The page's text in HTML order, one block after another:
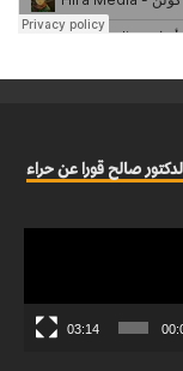
صالح قورا عن حراء
03:14